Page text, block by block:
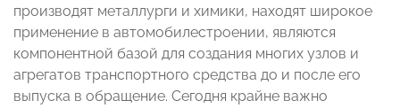
производят металлурги и химики, находят широкое
применение в автомобилестроении, являются
компонентной базой для создания многих узлов и
агрегатов транспортного средства до и после его
выпуска в обращение. Сегодня крайне важно